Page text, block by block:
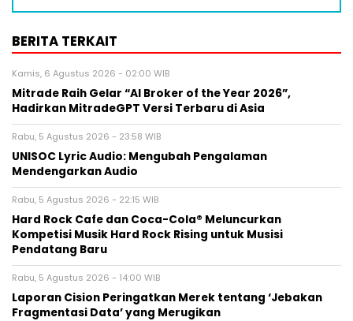
BERITA TERKAIT
Kamis, 6 Agustus 2026 - 02:00 WIB
Mitrade Raih Gelar “AI Broker of the Year 2026”,
Hadirkan MitradeGPT Versi Terbaru di Asia
Rabu, 5 Agustus 2026 - 23:58 WIB
UNISOC Lyric Audio: Mengubah Pengalaman
Mendengarkan Audio
Rabu, 5 Agustus 2026 - 22:15 WIB
Hard Rock Cafe dan Coca-Cola® Meluncurkan
Kompetisi Musik Hard Rock Rising untuk Musisi
Pendatang Baru
Rabu, 5 Agustus 2026 - 14:00 WIB
Laporan Cision Peringatkan Merek tentang ‘Jebakan
Fragmentasi Data’ yang Merugikan